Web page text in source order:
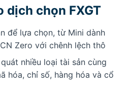
dịch chọn FXGT
để lựa chọn, từ Mini dành
Zero với chênh lệch thô
nhiều loại tài sản cùng
hóa, chỉ số, hàng hóa và cổ